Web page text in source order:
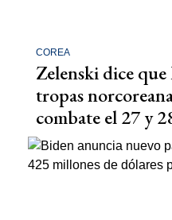
COREA
Zelenski dice
tropas
combate el 27 y